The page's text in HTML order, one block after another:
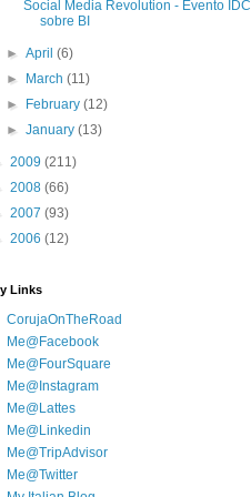
Social Media Revolution - Evento IDC
sobre BI
►April(6)
►
March(11)
►
February(12)
►January(13)
2009 (211)
2008 (66)
2007 (93)
2006 (12)
Links
CorujaOnTheRoad
Me@Facebook
Me@FourSquare
Me@Instagram
Me@Lattes
Me@Linkedin
Me@TripAdvisor
Me@Twitter